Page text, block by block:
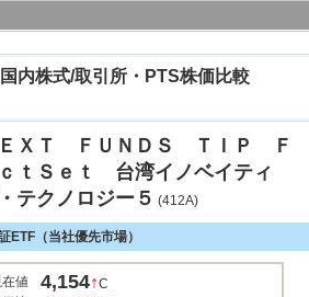
国内株式/取引所・PTS株価比較
ＥＸＴ ＦＵＮＤＳ ＴＩＰ Ｆ
ｔＳｅｔ 台湾イノベイティ
テクノロジー５ (412A)
ETF（当社優先市場）
値 4,154↑C